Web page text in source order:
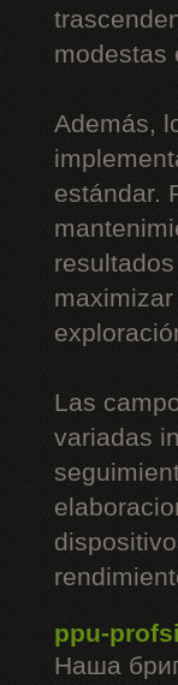
modestas
Además,
estándar.
Las
variadas
ppu-profsi
Наша